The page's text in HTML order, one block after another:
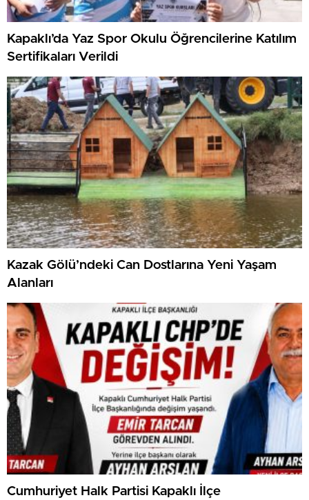
Kapaklı’da Yaz Spor Okulu Öğrencilerine Katılım
Sertifikaları Verildi
Kazak Gölü’ndeki Can Dostlarına Yeni Yaşam
Alanları
Cumhuriyet Halk Partisi Kapaklı İlçe